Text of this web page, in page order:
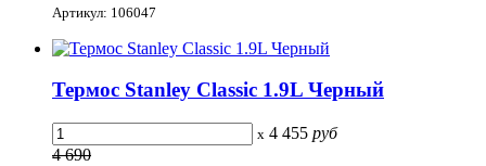
Артикул: 106047
Термос Stanley Classic 1.9L Черный
x 4 455 руб
4 690